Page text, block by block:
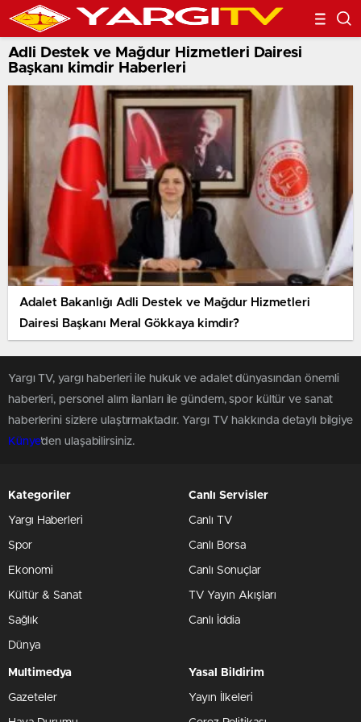
Adli Destek ve Mağdur Hizmetleri Dairesi
Başkanı kimdir Haberleri
Adalet Bakanlığı Adli Destek ve Mağdur Hizmetleri
Dairesi Başkanı Meral Gökkaya kimdir?
Yargı TV, yargı haberleri ile hukuk ve adalet dünyasından önemli
haberleri, personel alım ilanları ile gündem, spor kültür ve sanat
haberlerini sizlere ulaştırmaktadır. Yargı TV hakkında detaylı bilgiye
Künye'den ulaşabilirsiniz.
Kategoriler
Yargı Haberleri
Spor
Ekonomi
Kültür & Sanat
Sağlık
Dünya
Canlı Servisler
Canlı TV
Canlı Borsa
Canlı Sonuçlar
TV Yayın Akışları
Canlı İddia
Multimedya
Gazeteler
Yasal Bildirim
Yayın İlkeleri